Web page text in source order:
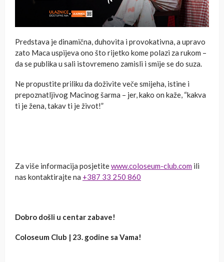
Predstava je dinamična, duhovita i provokativna, a upravo
zato Maca uspijeva ono što rijetko kome polazi za rukom –
da se publika u sali istovremeno zamisli i smije se do suza.
Ne propustite priliku da doživite veče smijeha, istine i
prepoznatljivog Macinog šarma – jer, kako on kaže, “kakva
ti je žena, takav ti je život!”
Za više informacija posjetitewww.coloseum-club.com ili
nas kontaktirajte na +387 33 250 860
Dobro došli u centar zabave!
Coloseum Club | 23. godine sa Vama!